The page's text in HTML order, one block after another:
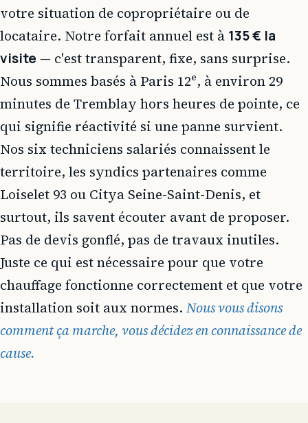
votre situation de copropriétaire ou de
locataire. Notre forfait annuel est à 135 € la
visite — c'est transparent, fixe, sans surprise.
Nous sommes basés à Paris 12ᵉ, à environ 29
minutes de Tremblay hors heures de pointe, ce
qui signifie réactivité si une panne survient.
Nos six techniciens salariés connaissent le
territoire, les syndics partenaires comme
Loiselet 93 ou Citya Seine-Saint-Denis, et
surtout, ils savent écouter avant de proposer.
Pas de devis gonflé, pas de travaux inutiles.
Juste ce qui est nécessaire pour que votre
chauffage fonctionne correctement et que votre
installation soit aux normes. Nous vous disons
comment ça marche, vous décidez en connaissance de
cause.